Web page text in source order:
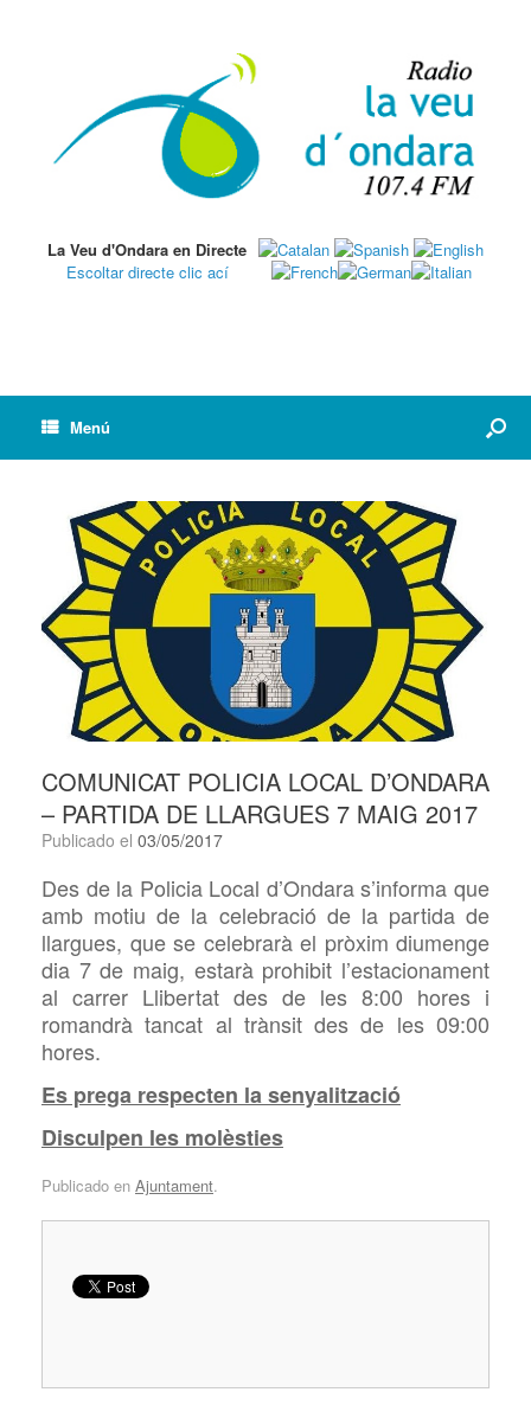
La Veu d'Ondara en Directe
Escoltar directe clic ací
Menú
COMUNICAT POLICIA LOCAL D’ONDARA
– PARTIDA DE LLARGUES 7 MAIG 2017
Publicado el 03/05/2017
Des de la Policia Local d’Ondara s’informa que
amb motiu de la celebració de la partida de
llargues, que se celebrarà el pròxim diumenge
dia 7 de maig, estarà prohibit l’estacionament
al carrer Llibertat des de les 8:00 hores i
romandrà tancat al trànsit des de les 09:00
hores.
Es prega respecten la senyalització
Disculpen les molèsties
Publicado en Ajuntament.